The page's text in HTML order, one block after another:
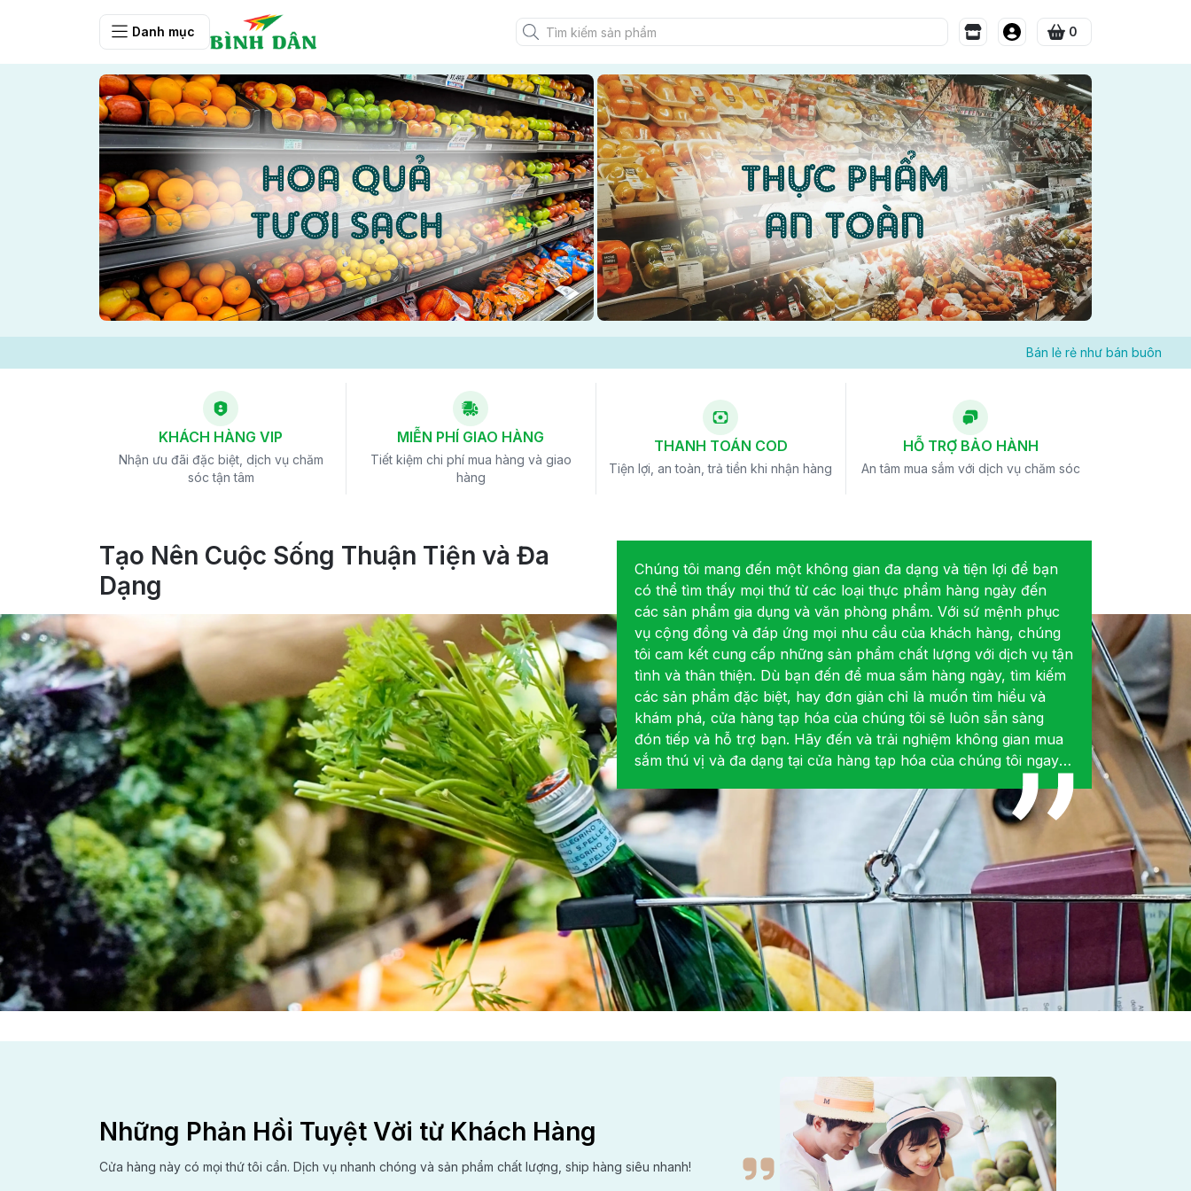
Danh mục 0
Bán lẻ rẻ như bán buôn
KHÁCH HÀNG VIP
Nhận ưu đãi đặc biệt, dịch vụ chăm
sóc tận tâm
MIỄN PHÍ GIAO HÀNG
Tiết kiệm chi phí mua hàng và giao
hàng
THANH TOÁN COD
Tiện lợi, an toàn, trả tiền khi nhận hàng
HỖ TRỢ BẢO HÀNH
An tâm mua sắm với dịch vụ chăm sóc
Tạo Nên Cuộc Sống Thuận Tiện và Đa
Dạng
Chúng tôi mang đến một không gian đa dạng và tiện lợi để bạn
có thể tìm thấy mọi thứ từ các loại thực phẩm hàng ngày đến
các sản phẩm gia dụng và văn phòng phẩm. Với sứ mệnh phục
vụ cộng đồng và đáp ứng mọi nhu cầu của khách hàng, chúng
tôi cam kết cung cấp những sản phẩm chất lượng với dịch vụ tận
tình và thân thiện. Dù bạn đến để mua sắm hàng ngày, tìm kiếm
các sản phẩm đặc biệt, hay đơn giản chỉ là muốn tìm hiểu và
khám phá, cửa hàng tạp hóa của chúng tôi sẽ luôn sẵn sàng
đón tiếp và hỗ trợ bạn. Hãy đến và trải nghiệm không gian mua
sắm thú vị và đa dạng tại cửa hàng tạp hóa của chúng tôi ngay
Những Phản Hồi Tuyệt Vời từ Khách Hàng
Cửa hàng này có mọi thứ tôi cần. Dịch vụ nhanh chóng và sản phẩm chất lượng, ship hàng siêu nhanh! Đến đây mua sắm là lựa chọn hàng đầu của tôi. Sản phẩm luôn mới